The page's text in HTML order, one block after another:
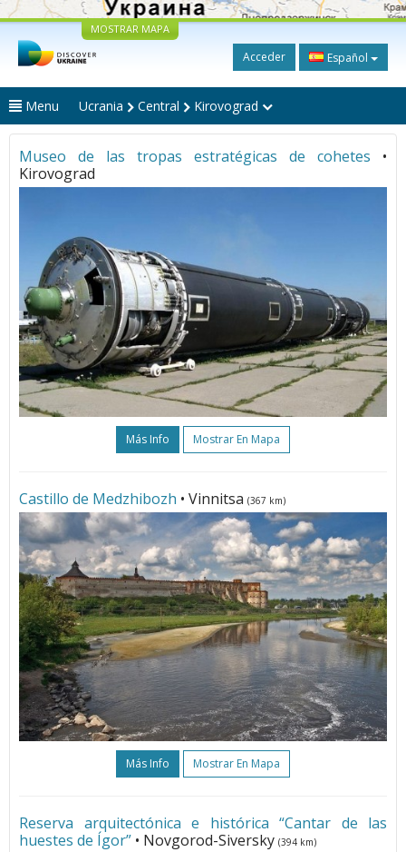
MOSTRAR MAPA
Acceder Español
Menu Ucrania Central Kirovograd
Museo de las tropas estratégicas de cohetes
•
Kirovograd
Más Info Mostrar En Mapa
Castillo de Medzhibozh • Vinnitsa (367 km)
Más Info Mostrar En Mapa
Reserva arquitectónica e histórica “Cantar de las
huestes de Ígor” • Novgorod-Siversky (394 km)